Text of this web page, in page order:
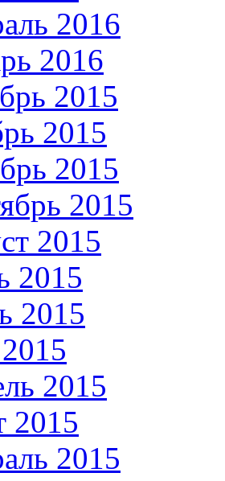
2016
2016
2015
2015
2015
2015
2015
2015
2015
2015
2015
2015